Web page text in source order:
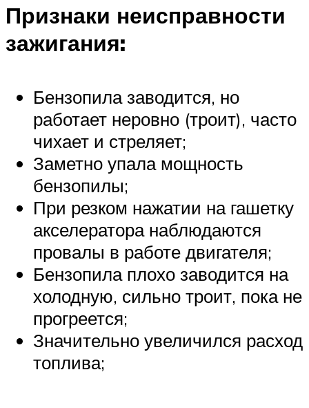
Признаки неисправности
зажигания:
Бензопила заводится, но
работает неровно (троит), часто
чихает и стреляет;
Заметно упала мощность
бензопилы;
При резком нажатии на гашетку
акселератора наблюдаются
провалы в работе двигателя;
Бензопила плохо заводится на
холодную, сильно троит, пока не
прогреется;
Значительно увеличился расход
топлива;